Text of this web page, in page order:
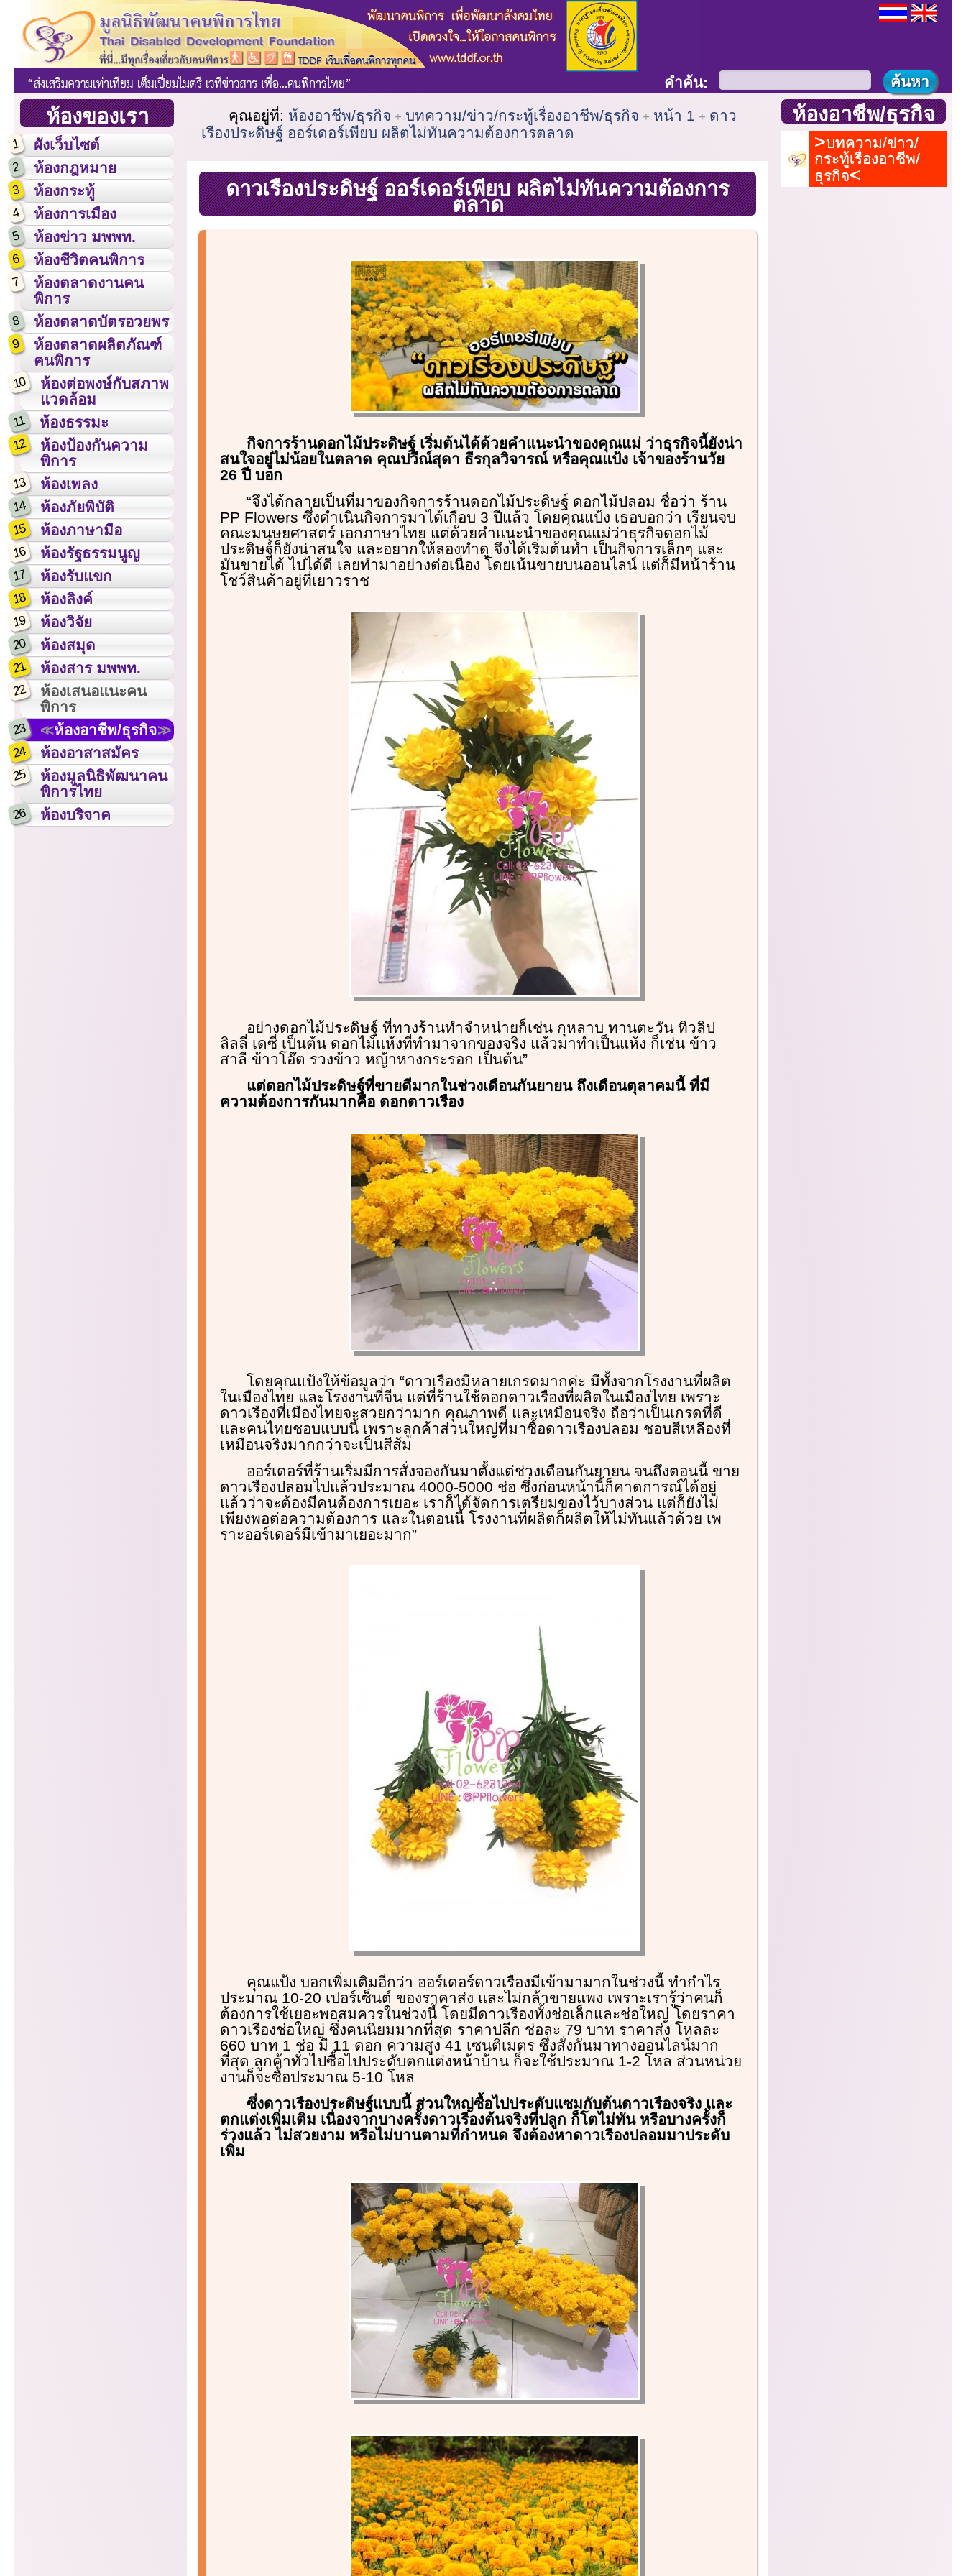
ห้องของเรา
1 ผังเว็บไซต์
2 ห้องกฎหมาย
3 ห้องกระทู้
4 ห้องการเมือง
5 ห้องข่าว มพพท.
6 ห้องชีวิตคนพิการ
7
ห้องตลาดงานคน
พิการ
8 ห้องตลาดบัตรอวยพร
9
ห้องตลาดผลิตภัณฑ์
คนพิการ
10
ห้องต่อพงษ์กับสภาพ
แวดล้อม
11 ห้องธรรมะ
12
ห้องป้องกันความ
พิการ
13 ห้องเพลง
14 ห้องภัยพิบัติ
15 ห้องภาษามือ
16 ห้องรัฐธรรมนูญ
17 ห้องรับแขก
18 ห้องลิงค์
19 ห้องวิจัย
20 ห้องสมุด
21 ห้องสาร มพพท.
22
ห้องเสนอแนะคน
พิการ
23 ห้องอาชีพ/ธุรกิจ
24 ห้องอาสาสมัคร
25
ห้องมูลนิธิพัฒนาคน
พิการไทย
26 ห้องบริจาค
คำค้น:
คุณอยู่ที่: ห้องอาชีพ/ธุรกิจ บทความ/ข่าว/กระทู้เรื่องอาชีพ/ธุรกิจ หน้า 1
ดาว
เรืองประดิษฐ์ ออร์เดอร์เพียบ ผลิตไม่ทันความต้องการตลาด
ดาวเรืองประดิษฐ์ ออร์เดอร์เพียบ ผลิตไม่ทันความต้องการ
ตลาด
กิจการร้านดอกไม้ประดิษฐ์ เริ่มต้นได้ด้วยคำแนะนำของคุณแม่ ว่าธุรกิจนี้ยังน่า
สนใจอยู่ไม่น้อยในตลาด คุณปวีณ์สุดา ธีรกุลวิจารณ์ หรือคุณแป้ง เจ้าของร้านวัย
26 ปี บอก
“จึงได้กลายเป็นที่มาของกิจการร้านดอกไม้ประดิษฐ์ ดอกไม้ปลอม ชื่อว่า ร้าน
PP Flowers ซึ่งดำเนินกิจการมาได้เกือบ 3 ปีแล้ว โดยคุณแป้ง เธอบอกว่า เรียนจบ
คณะมนุษยศาสตร์ เอกภาษาไทย แต่ด้วยคำแนะนำของคุณแม่ว่าธุรกิจดอกไม้
ประดิษฐ์ก็ยังน่าสนใจ และอยากให้ลองทำดู จึงได้เริ่มต้นทำ เป็นกิจการเล็กๆ และ
มันขายได้ ไปได้ดี เลยทำมาอย่างต่อเนื่อง โดยเน้นขายบนออนไลน์ แต่ก็มีหน้าร้าน
โชว์สินค้าอยู่ที่เยาวราช
อย่างดอกไม้ประดิษฐ์ ที่ทางร้านทำจำหน่ายก็เช่น กุหลาบ ทานตะวัน ทิวลิป
ลิลลี่ เดซี่ เป็นต้น ดอกไม้แห้งที่ทำมาจากของจริง แล้วมาทำเป็นแห้ง ก็เช่น ข้าว
สาลี ข้าวโอ๊ต รวงข้าว หญ้าหางกระรอก เป็นต้น”
แต่ดอกไม้ประดิษฐ์ที่ขายดีมากในช่วงเดือนกันยายน ถึงเดือนตุลาคมนี้ ที่มี
ความต้องการกันมากคือ ดอกดาวเรือง
โดยคุณแป้งให้ข้อมูลว่า “ดาวเรืองมีหลายเกรดมากค่ะ มีทั้งจากโรงงานที่ผลิต
ในเมืองไทย และโรงงานที่จีน แต่ที่ร้านใช้ดอกดาวเรืองที่ผลิตในเมืองไทย เพราะ
ดาวเรืองที่เมืองไทยจะสวยกว่ามาก คุณภาพดี และเหมือนจริง ถือว่าเป็นเกรดที่ดี
และคนไทยชอบแบบนี้ เพราะลูกค้าส่วนใหญ่ที่มาซื้อดาวเรืองปลอม ชอบสีเหลืองที่
เหมือนจริงมากกว่าจะเป็นสีส้ม
ออร์เดอร์ที่ร้านเริ่มมีการสั่งจองกันมาตั้งแต่ช่วงเดือนกันยายน จนถึงตอนนี้ ขาย
ดาวเรืองปลอมไปแล้วประมาณ 4000-5000 ช่อ ซึ่งก่อนหน้านี้ก็คาดการณ์ได้อยู่
แล้วว่าจะต้องมีคนต้องการเยอะ เราก็ได้จัดการเตรียมของไว้บางส่วน แต่ก็ยังไม่
เพียงพอต่อความต้องการ และในตอนนี้ โรงงานที่ผลิตก็ผลิตให้ไม่ทันแล้วด้วย เพ
ราะออร์เดอร์มีเข้ามาเยอะมาก”
คุณแป้ง บอกเพิ่มเติมอีกว่า ออร์เดอร์ดาวเรืองมีเข้ามามากในช่วงนี้ ทำกำไร
ประมาณ 10-20 เปอร์เซ็นต์ ของราคาส่ง และไม่กล้าขายแพง เพราะเรารู้ว่าคนก็
ต้องการใช้เยอะพอสมควรในช่วงนี้ โดยมีดาวเรืองทั้งช่อเล็กและช่อใหญ่ โดยราคา
ดาวเรืองช่อใหญ่ ซึ่งคนนิยมมากที่สุด ราคาปลีก ช่อละ 79 บาท ราคาส่ง โหลละ
660 บาท 1 ช่อ มี 11 ดอก ความสูง 41 เซนติเมตร ซึ่งสั่งกันมาทางออนไลน์มาก
ที่สุด ลูกค้าทั่วไปซื้อไปประดับตกแต่งหน้าบ้าน ก็จะใช้ประมาณ 1-2 โหล ส่วนหน่วย
งานก็จะซื้อประมาณ 5-10 โหล
ซึ่งดาวเรืองประดิษฐ์แบบนี้ ส่วนใหญ่ซื้อไปประดับแซมกับต้นดาวเรืองจริง และ
ตกแต่งเพิ่มเติม เนื่องจากบางครั้งดาวเรืองต้นจริงที่ปลูก ก็โตไม่ทัน หรือบางครั้งก็
ร่วงแล้ว ไม่สวยงาม หรือไม่บานตามที่กำหนด จึงต้องหาดาวเรืองปลอมมาประดับ
เพิ่ม
ห้องอาชีพ/ธุรกิจ
บทความ/ข่าว/
กระทู้เรื่องอาชีพ/
ธุรกิจ